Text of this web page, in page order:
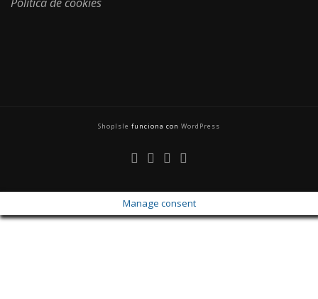
ShopIsle funciona con WordPress
Manage consent